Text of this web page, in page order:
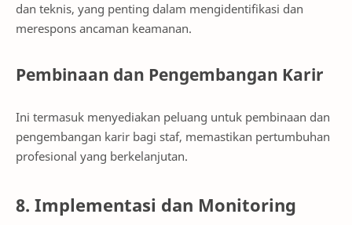
dan teknis, yang penting dalam mengidentifikasi dan
merespons ancaman keamanan.
Pembinaan dan Pengembangan Karir
Ini termasuk menyediakan peluang untuk pembinaan dan
pengembangan karir bagi staf, memastikan pertumbuhan
profesional yang berkelanjutan.
8. Implementasi dan Monitoring